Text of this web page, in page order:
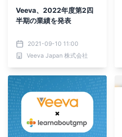
Veeva、2022年度第2四
半期の業績を発表
2021-09-10 11:00
Veeva Japan 株式会社